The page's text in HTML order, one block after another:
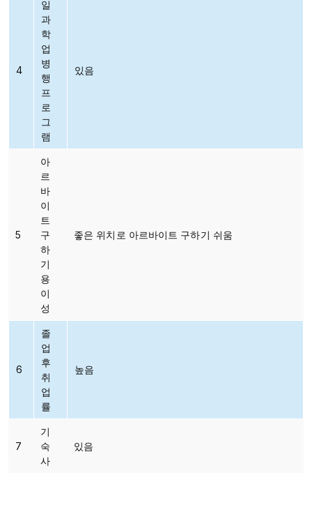
4
일
과
학
업
병
행
프
로
그
램
있음
5
아
르
바
이
트
구
하
기
용
이
성
좋은 위치로 아르바이트 구하기 쉬움
6
졸
업
후
취
업
률
높음
7
기
숙
사
있음